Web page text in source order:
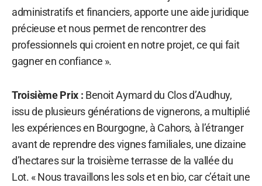
administratifs et financiers, apporte une aide juridique
précieuse et nous permet de rencontrer des
professionnels qui croient en notre projet, ce qui fait
gagner en confiance ».
Troisième Prix : Benoit Aymard du Clos d’Audhuy,
issu de plusieurs générations de vignerons, a multiplié
les expériences en Bourgogne, à Cahors, à l’étranger
avant de reprendre des vignes familiales, une dizaine
d’hectares sur la troisième terrasse de la vallée du
Lot. « Nous travaillons les sols et en bio, car c’était une